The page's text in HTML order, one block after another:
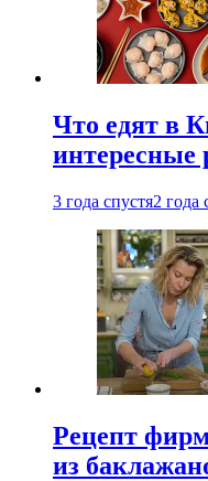
Что едят в
интересные
3 года спустя2 года
Рецепт
из